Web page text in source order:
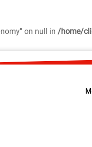
on null in /home/